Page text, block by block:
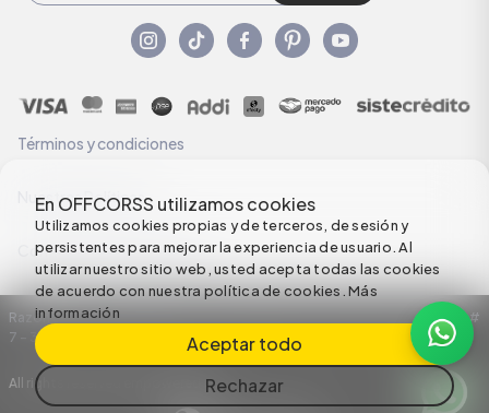
En OFFCORSS utilizamos cookies
Utilizamos cookies propias y de terceros, de sesión y
persistentes para mejorar la experiencia de usuario. Al
utilizar nuestro sitio web, usted acepta todas las cookies
de acuerdo con nuestra política de cookies.Más
información
Aceptar todo
Rechazar
Términos y condiciones
Nuestras Políticas
Configuración de Cookies
Razón Social: C.I HERMECO S.A. NIT: 890924167-6 Dirección: Carrera 50 #
7 – 35
All rights reserved empowered by